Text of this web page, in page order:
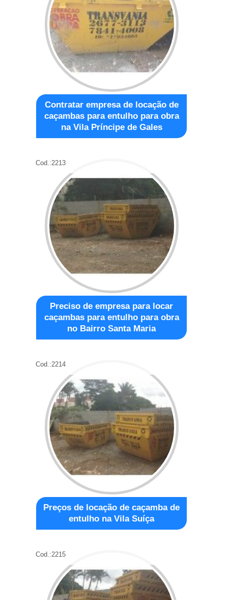
Contratar empresa de locação de
caçambas para entulho para obra
na Vila Príncipe de Gales
Cod.:2213
Preciso de empresa para locar
caçambas para entulho para obra
no Bairro Santa Maria
Cod.:2214
Preços de locação de caçamba de
entulho na Vila Suíça
Cod.:2215